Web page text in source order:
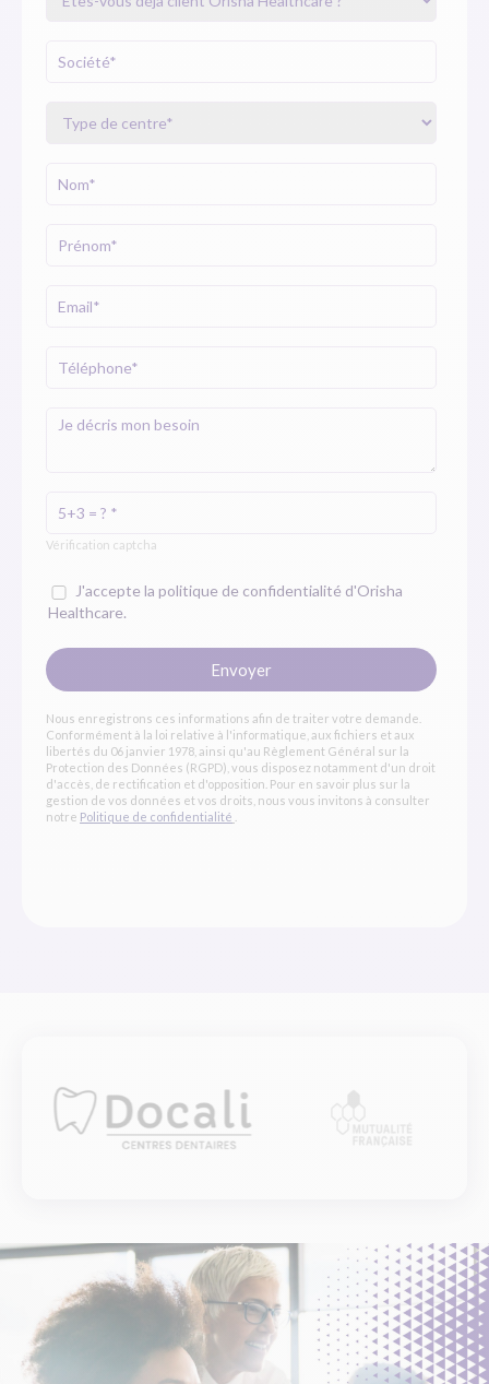
Vérification captcha
J'accepte la politique de confidentialité d'Orisha
Healthcare.
Envoyer
Nous enregistrons ces informations afin de traiter votre demande.
Conformément à la loi relative à l'informatique, aux fichiers et aux
libertés du 06 janvier 1978, ainsi qu'au Règlement Général sur la
Protection des Données (RGPD), vous disposez notamment d'un droit
d'accès, de rectification et d'opposition. Pour en savoir plus sur la
gestion de vos données et vos droits, nous vous invitons à consulter
notre Politique de confidentialité